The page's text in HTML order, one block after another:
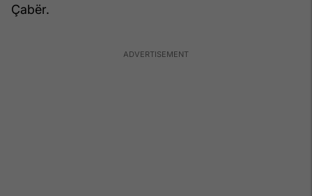
Çabër.